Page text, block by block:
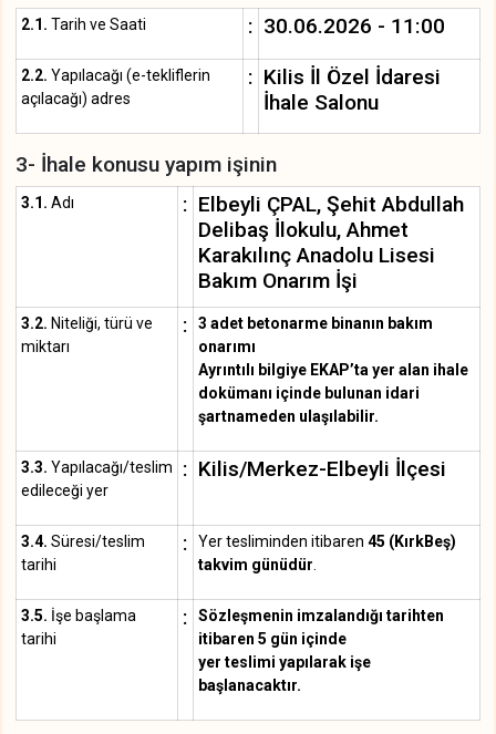
2.1. Tarih ve Saati : 30.06.2026 - 11:00
2.2. Yapılacağı (e-tekliflerin
açılacağı) adres
: Kilis İl Özel İdaresi
İhale Salonu
3- İhale konusu yapım işinin
3.1. Adı : Elbeyli ÇPAL, Şehit Abdullah
Delibaş İlokulu, Ahmet
Karakılınç Anadolu Lisesi
Bakım Onarım İşi
3.2. Niteliği, türü ve
miktarı
:
3 adet betonarme binanın bakım
onarımı
Ayrıntılı bilgiye EKAP’ta yer alan ihale
dokümanı içinde bulunan idari
şartnameden ulaşılabilir.
3.3. Yapılacağı/teslim
edileceği yer
: Kilis/Merkez-Elbeyli İlçesi
3.4. Süresi/teslim
tarihi
: Yer tesliminden itibaren 45 (KırkBeş)
takvim günüdür
3.5. İşe başlama
tarihi
:
Sözleşmenin imzalandığı tarihten
itibaren 5 gün içinde
yer teslimi yapılarak işe
başlanacaktır.